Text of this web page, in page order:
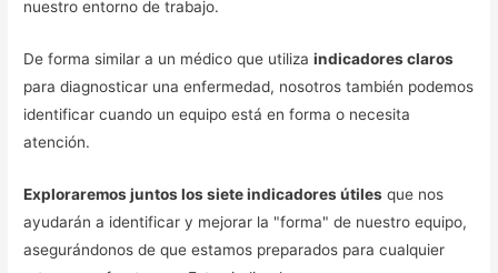
nuestro entorno de trabajo.
De forma similar a un médico que utilizaindicadores claros
para diagnosticar una enfermedad, nosotros también podemos
identificar cuando un equipo está en forma o necesita
atención.
Exploraremos juntos los siete indicadores útiles que nos
ayudarán a identificar y mejorar la "forma" de nuestro equipo,
asegurándonos de que estamos preparados para cualquier